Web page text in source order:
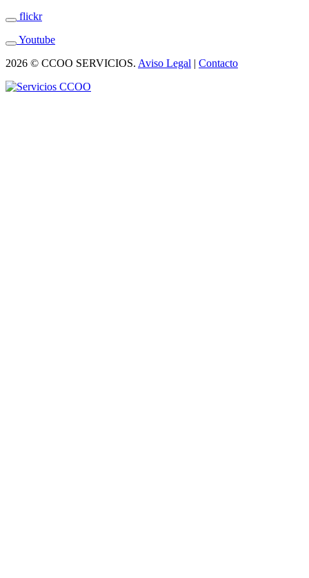
flickr
Youtube
2026 © CCOO SERVICIOS. Aviso Legal | Contacto